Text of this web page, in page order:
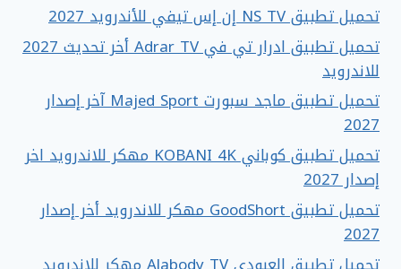
تحميل تطبيق NS TV إن إس تيفي للأندرويد 2027
تحميل تطبيق ادرار تي في Adrar TV أخر تحديث 2027
للاندرويد
تحميل تطبيق ماجد سبورت Majed Sport آخر إصدار
2027
تحميل تطبيق كوباني KOBANI 4K مهكر للاندرويد اخر
إصدار 2027
تحميل تطبيق GoodShort مهكر للاندرويد أخر إصدار
2027